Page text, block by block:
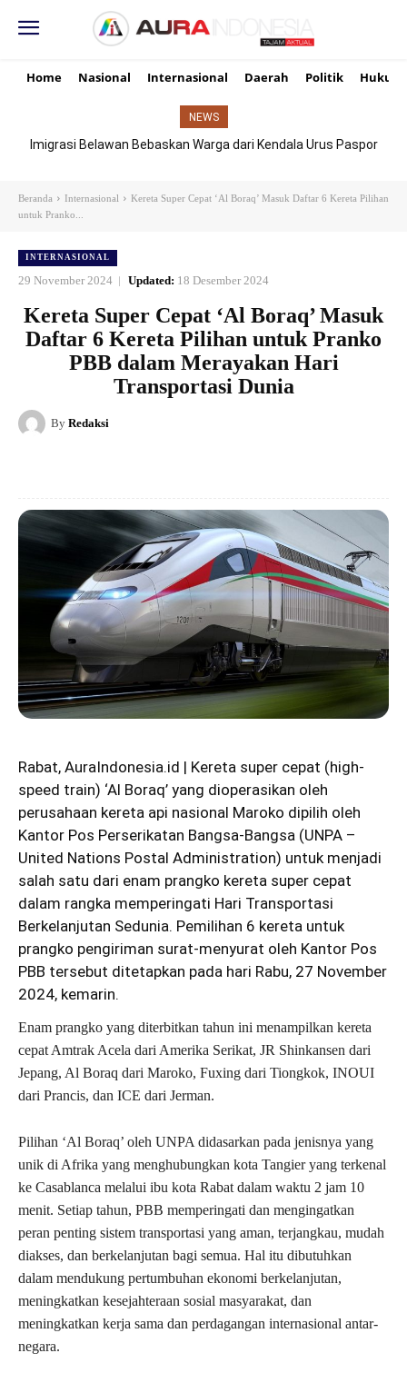
Home Nasional Internasional Daerah Politik Hukum
NEWS
Imigrasi Belawan Bebaskan Warga dari Kendala Urus Paspor
Beranda Internasional
Kereta Super Cepat ‘Al Boraq’ Masuk Daftar 6 Kereta Pilihan
untuk Pranko...
INTERNASIONAL
29 November 2024 Updated: 18 Desember 2024
Kereta Super Cepat ‘Al Boraq’ Masuk
Daftar 6 Kereta Pilihan untuk Pranko
PBB dalam Merayakan Hari
Transportasi Dunia
By Redaksi
Rabat, AuraIndonesia.id | Kereta super cepat (high-
speed train) ‘Al Boraq’ yang dioperasikan oleh
perusahaan kereta api nasional Maroko dipilih oleh
Kantor Pos Perserikatan Bangsa-Bangsa (UNPA –
United Nations Postal Administration) untuk menjadi
salah satu dari enam prangko kereta super cepat
dalam rangka memperingati Hari Transportasi
Berkelanjutan Sedunia. Pemilihan 6 kereta untuk
prangko pengiriman surat-menyurat oleh Kantor Pos
PBB tersebut ditetapkan pada hari Rabu, 27 November
2024, kemarin.
Enam prangko yang diterbitkan tahun ini menampilkan kereta
cepat Amtrak Acela dari Amerika Serikat, JR Shinkansen dari
Jepang, Al Boraq dari Maroko, Fuxing dari Tiongkok, INOUI
dari Prancis, dan ICE dari Jerman.
Pilihan ‘Al Boraq’ oleh UNPA didasarkan pada jenisnya yang
unik di Afrika yang menghubungkan kota Tangier yang terkenal
ke Casablanca melalui ibu kota Rabat dalam waktu 2 jam 10
menit. Setiap tahun, PBB memperingati dan mengingatkan
peran penting sistem transportasi yang aman, terjangkau, mudah
diakses, dan berkelanjutan bagi semua. Hal itu dibutuhkan
dalam mendukung pertumbuhan ekonomi berkelanjutan,
meningkatkan kesejahteraan sosial masyarakat, dan
meningkatkan kerja sama dan perdagangan internasional antar-
negara.